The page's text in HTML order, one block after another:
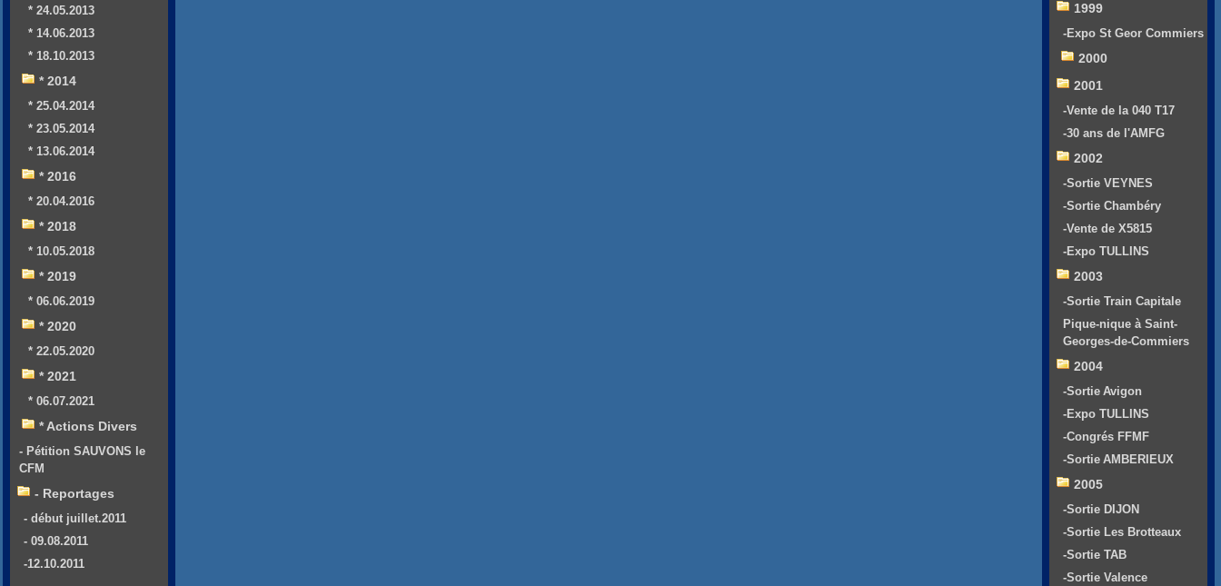
* 24.05.2013
* 14.06.2013
* 18.10.2013
* 2014
* 25.04.2014
* 23.05.2014
* 13.06.2014
* 2016
* 20.04.2016
* 2018
* 10.05.2018
* 2019
* 06.06.2019
* 2020
* 22.05.2020
* 2021
* 06.07.2021
* Actions Divers
- Pétition SAUVONS le
CFM
- Reportages
- début juillet.2011
- 09.08.2011
-12.10.2011
1999
-Expo St Geor Commiers
2000
2001
-Vente de la 040 T17
-30 ans de l'AMFG
2002
-Sortie VEYNES
-Sortie Chambéry
-Vente de X5815
-Expo TULLINS
2003
-Sortie Train Capitale
Pique-nique à Saint-
Georges-de-Commiers
2004
-Sortie Avigon
-Expo TULLINS
-Congrés FFMF
-Sortie AMBERIEUX
2005
-Sortie DIJON
-Sortie Les Brotteaux
-Sortie TAB
-Sortie Valence